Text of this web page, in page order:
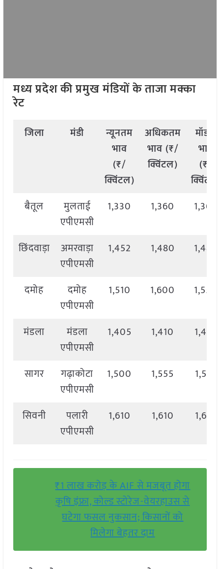
मध्य प्रदेश की प्रमुख मंडियों के ताजा मक्का
रेट
जिला मंडी
न्यूनतम
भाव
(₹/
क्विंटल)
अधिकतम
भाव (₹/
क्विंटल)
मॉडल
भाव
(₹/
बैतूल
मुलताई
एपीएमसी
1,330 1,360 1,360
छिंदवाड़ा
अमरवाड़ा
एपीएमसी
1,452 1,480 1,480
दमोह
दमोह
एपीएमसी
1,510 1,600 1,550
मंडला
मंडला
एपीएमसी
1,405 1,410 1,410
सागर
गढ़ाकोटा
एपीएमसी
1,500 1,555 1,510
सिवनी
पलारी
एपीएमसी
1,610 1,610 1,610
₹1 लाख करोड़ के AIF से मजबूत होगा
कृषि इंफ्रा, कोल्ड स्टोरेज-वेयरहाउस से
घटेगा फसल नुकसान; किसानों को
मिलेगा बेहतर दाम